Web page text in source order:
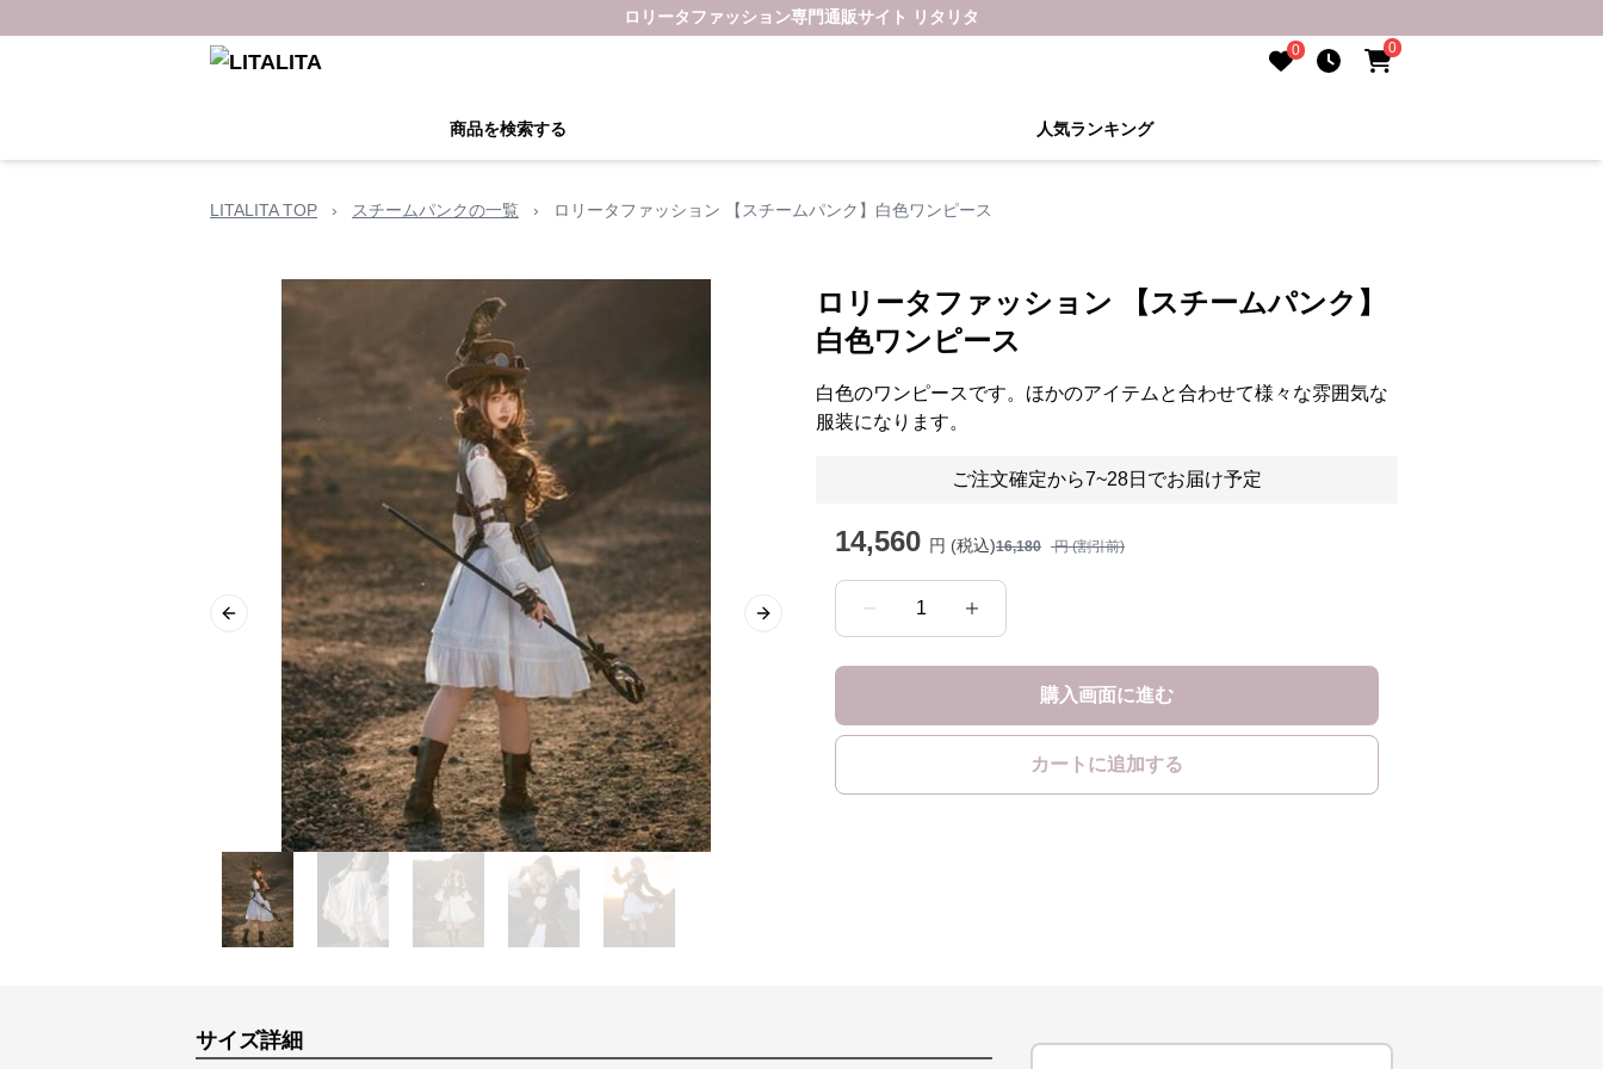
ロリータファッション専門通販サイト リタリタ
0 0
商品を検索する 人気ランキング
LITALITA TOP › スチームパンクの一覧 › ロリータファッション 【スチームパンク】白色ワンピース
Previous slide Next slide
ロリータファッション 【スチームパンク】
白色ワンピース
白色のワンピースです。ほかのアイテムと合わせて様々な雰囲気な
服装になります。
ご注文確定から7~28日でお届け予定
14,560 円 (税込)16,180 円 (割引前)
1
購入画面に進む
カートに追加する
サイズ詳細